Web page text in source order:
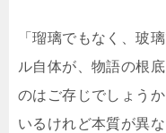
「瑠璃でもなく、玻
ル自体が、物語の根
のはご存じでしょう
いるけれど本質が異